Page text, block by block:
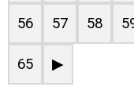
56 57 58
65 ▶